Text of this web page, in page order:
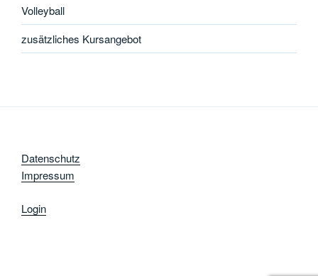
Volleyball
zusätzliches Kursangebot
Datenschutz
Impressum
Login